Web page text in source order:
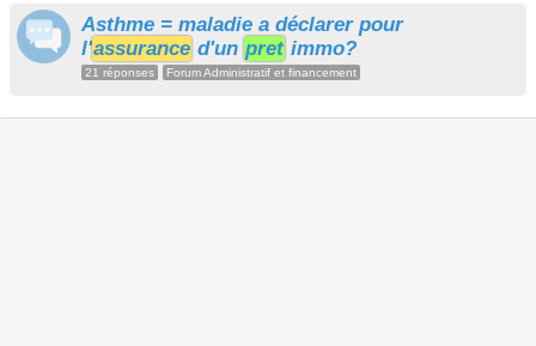
Asthme = maladie a déclarer pour
l'assurance d'un pret immo?
21 réponses Forum Administratif et financement